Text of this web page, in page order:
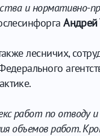
и нормативно-
Андрей
лесничих,
по отводу и
объемов работ.